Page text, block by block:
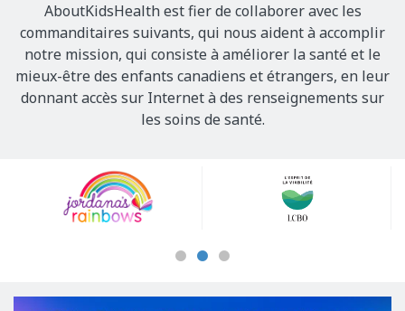
AboutKidsHealth est fier de collaborer avec les
commanditaires suivants, qui nous aident à accomplir
notre mission, qui consiste à améliorer la santé et le
mieux-être des enfants canadiens et étrangers, en leur
donnant accès sur Internet à des renseignements sur
les soins de santé.
Sponsors